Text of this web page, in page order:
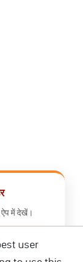
ऐप में देखें।
user